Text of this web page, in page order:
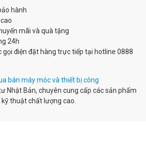
hành
mãi và quà tặng
24h
gọi điện đặt hàng trực tiếp tại hotline 0888
bán máy móc và thiết bị công
Nhật Bản, chuyên cung cấp các sản phẩm
thuật chất lượng cao.